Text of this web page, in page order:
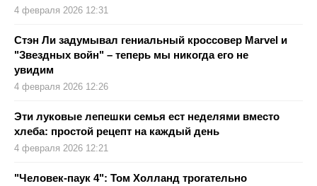
4 февраля 2026 12:31
Стэн Ли задумывал гениальный кроссовер Marvel и
"Звездных войн" – теперь мы никогда его не
увидим
4 февраля 2026 12:26
Эти луковые лепешки семья ест неделями вместо
хлеба: простой рецепт на каждый день
4 февраля 2026 12:21
"Человек‑паук 4": Том Холланд трогательно